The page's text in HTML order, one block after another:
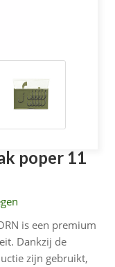
poper 11
is een premium
Dankzij de
zijn gebruikt,